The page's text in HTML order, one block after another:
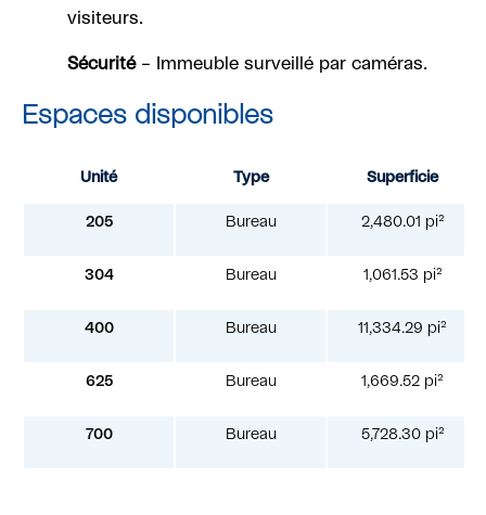
visiteurs.
Sécurité– Immeuble surveillé par caméras.
Espaces disponibles
Unité Type Superficie
205 Bureau 2,480.01 pi²
304 Bureau 1,061.53 pi²
400 Bureau 11,334.29 pi²
625 Bureau 1,669.52 pi²
700 Bureau 5,728.30 pi²